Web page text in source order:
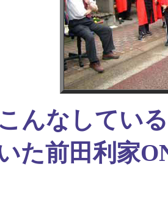
んなしてい
た前田利家